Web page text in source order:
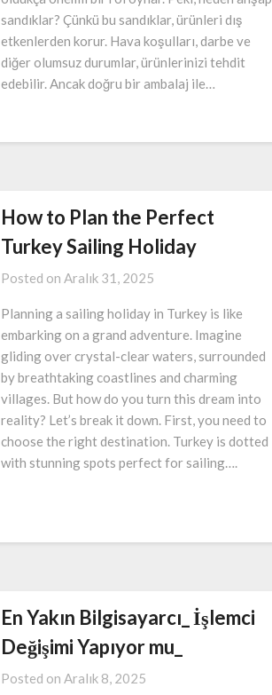
sandıklar? Çünkü bu sandıklar, ürünleri dış
etkenlerden korur. Hava koşulları, darbe ve
diğer olumsuz durumlar, ürünlerinizi tehdit
edebilir. Ancak doğru bir ambalaj ile…
How to Plan the Perfect
Turkey Sailing Holiday
Posted on Aralık 31, 2025
Planning a sailing holiday in Turkey is like
embarking on a grand adventure. Imagine
gliding over crystal-clear waters, surrounded
by breathtaking coastlines and charming
villages. But how do you turn this dream into
reality? Let’s break it down. First, you need to
choose the right destination. Turkey is dotted
with stunning spots perfect for sailing….
En Yakın Bilgisayarcı_ İşlemci
Değişimi Yapıyor mu_
Posted on Aralık 8, 2025